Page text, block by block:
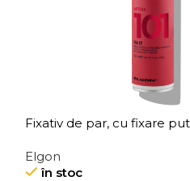
Fixativ de par, cu fixare
Elgon
în stoc